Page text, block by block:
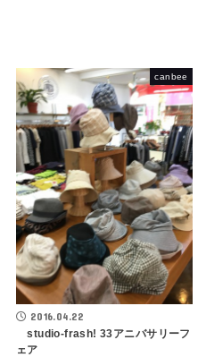
canbee
2016.04.22
studio-frash! 33アニバサリーフ
ェア